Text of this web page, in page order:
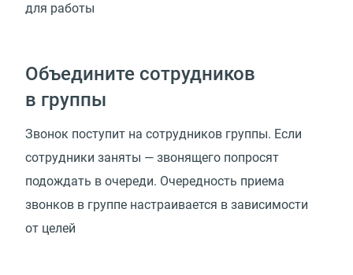
для работы
Объедините сотрудников
в группы
Звонок поступит на сотрудников группы. Если
сотрудники заняты — звонящего попросят
подождать в очереди. Очередность приема
звонков в группе настраивается в зависимости
от целей